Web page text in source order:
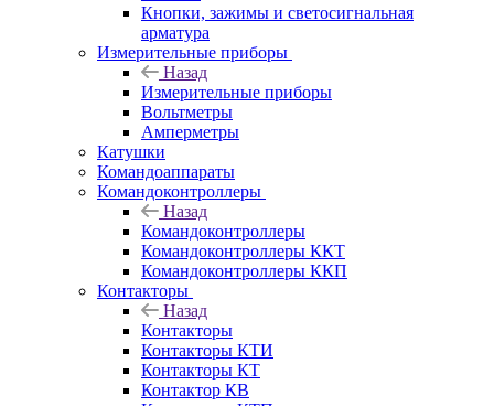
Кнопки, зажимы и светосигнальная
арматура
Измерительные приборы
Назад
Измерительные приборы
Вольтметры
Амперметры
Катушки
Командоаппараты
Командоконтроллеры
Назад
Командоконтроллеры
Командоконтроллеры ККТ
Командоконтроллеры ККП
Контакторы
Назад
Контакторы
Контакторы КТИ
Контакторы КТ
Контактор КВ